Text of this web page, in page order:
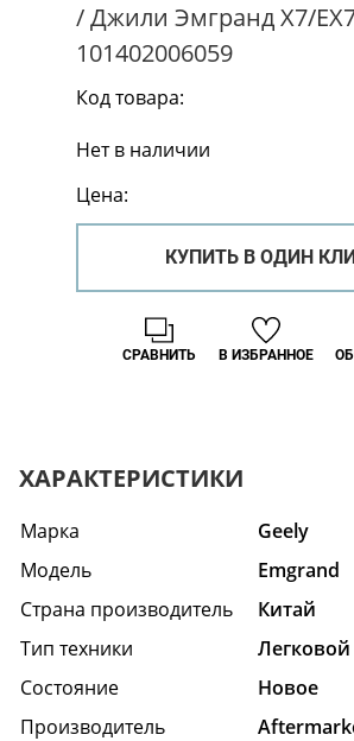
/ Джили Эмгранд Х7/
101402006059
Код товара:
Нет в наличии
Цена:
КУПИТЬ В ОДИН
В ИЗБРАННОЕ
СРАВНИТЬ
ХАРАКТЕРИСТИКИ
Марка
Geely
Модель
Emgrand
Страна производитель
Китай
Тип техники
Состояние
Hовое
Производитель